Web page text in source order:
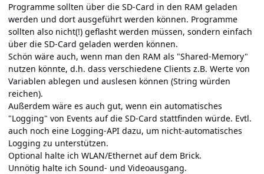
Programme sollten über die SD-Card in den RAM geladen
werden und dort ausgeführt werden können. Programme
sollten also nicht(!) geflasht werden müssen, sondern einfach
über die SD-Card geladen werden können.
Schön wäre auch, wenn man den RAM als "Shared-Memory"
nutzen könnte, d.h. dass verschiedene Clients z.B. Werte von
Variablen ablegen und auslesen können (String würden
reichen).
Außerdem wäre es auch gut, wenn ein automatisches
"Logging" von Events auf die SD-Card stattfinden würde. Evtl.
auch noch eine Logging-API dazu, um nicht-automatisches
Logging zu unterstützen.
Optional halte ich WLAN/Ethernet auf dem Brick.
Unnötig halte ich Sound- und Videoausgang.